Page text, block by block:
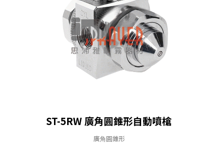
ST-5RW 廣角圓錐形⾃動噴槍
廣⾓圓錐形